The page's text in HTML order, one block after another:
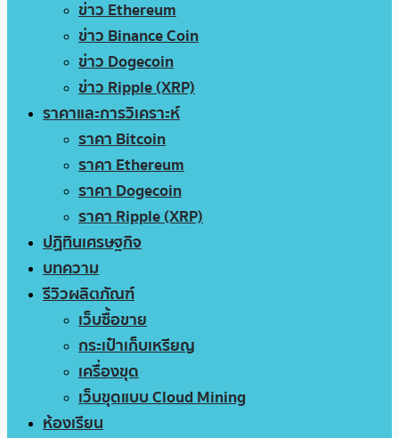
ข่าว Ethereum
ข่าว Binance Coin
ข่าว Dogecoin
ข่าว Ripple (XRP)
ราคาและการวิเคราะห์
ราคา Bitcoin
ราคา Ethereum
ราคา Dogecoin
ราคา Ripple (XRP)
ปฏิทินเศรษฐกิจ
บทความ
รีวิวผลิตภัณฑ์
เว็บซื้อขาย
กระเป๋าเก็บเหรียญ
เครื่องขุด
เว็บขุดแบบ Cloud Mining
ห้องเรียน